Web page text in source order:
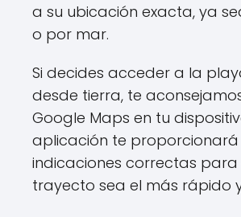
a su ubicación exacta, ya
o por mar.
Si decides acceder a la
desde tierra, te
Google Maps en tu
aplicación te proporcionará
indicaciones correctas para
trayecto sea el más rápido